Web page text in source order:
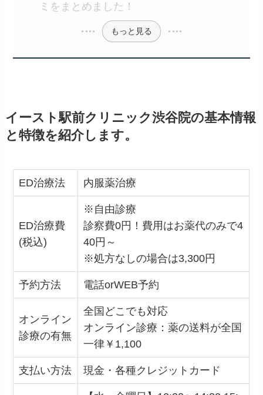
ミをまとめました！
もっと見る
イースト駅前クリニック渋谷院の基本情報
と特徴を紹介します。
ED治療法 内服薬治療
ED治療費
(税込)
※自由診療
診察費0円！費用はお薬代のみで4
40円～
※処方なしの場合は3,300円
予約方法 電話orWEB予約
オンライン
診療の有無
全国どこでも対応
オンライン診療：薬の送料が全国
一律￥1,100
支払い方法 現金・各種クレジットカード